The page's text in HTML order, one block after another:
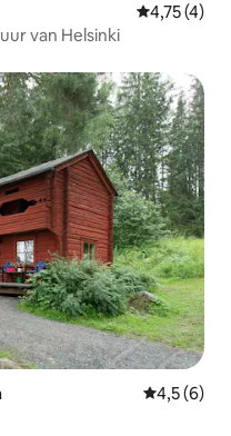
4,75 (4)
van Helsinki
4,5 (6)